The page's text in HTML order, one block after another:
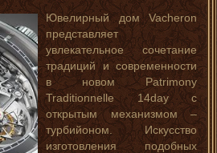
Ювелирный дом Vacheron
представляет
увлекательное сочетание
традиций и современности
в новом Patrimony
Traditionnelle 14day с
открытым механизмом –
турбийоном. Искусство
изготовления подобных